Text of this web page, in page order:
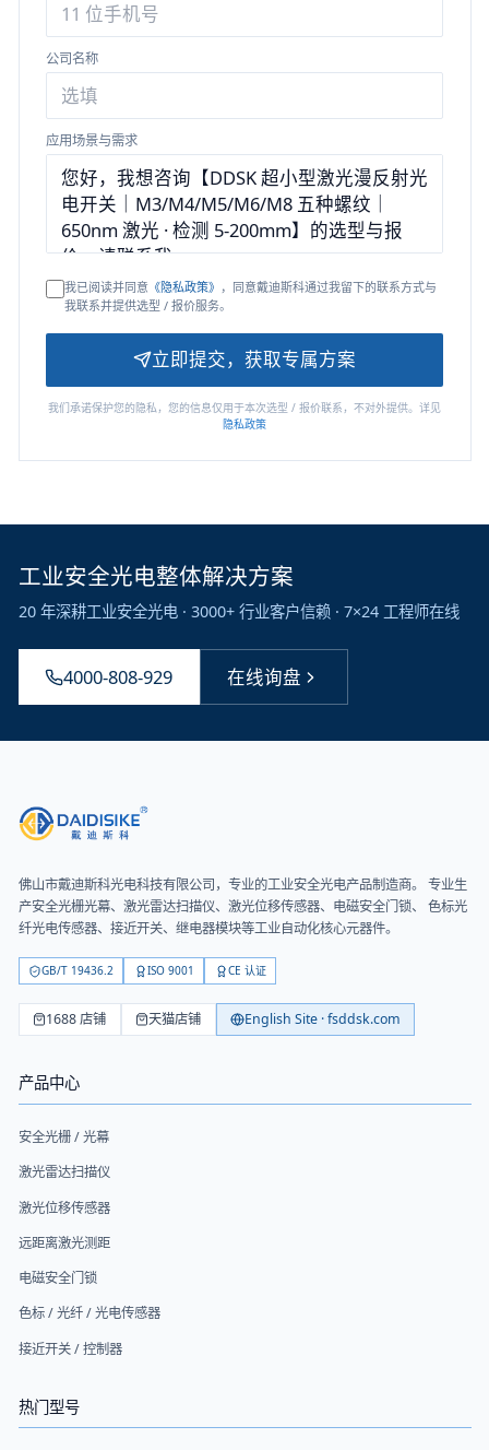
公司名称
应用场景与需求
我已阅读并同意《隐私政策》 ，同意戴迪斯科通过我留下的联系方式与
我联系并提供选型 / 报价服务。
立即提交，获取专属方案
我们承诺保护您的隐私，您的信息仅用于本次选型 / 报价联系，不对外提供。详见
隐私政策
工业安全光电整体解决方案
20 年深耕工业安全光电 · 3000+ 行业客户信赖 · 7×24 工程师在线
4000-808-929 在线询盘
佛山市戴迪斯科光电科技有限公司，专业的工业安全光电产品制造商。 专业生
产安全光栅光幕、激光雷达扫描仪、激光位移传感器、电磁安全门锁、 色标光
纤光电传感器、接近开关、继电器模块等工业自动化核心元器件。
GB/T 19436.2 ISO 9001 CE 认证
1688 店铺 天猫店铺 English Site · fsddsk.com
产品中心
安全光栅 / 光幕
激光雷达扫描仪
激光位移传感器
远距离激光测距
电磁安全门锁
色标 / 光纤 / 光电传感器
接近开关 / 控制器
热门型号